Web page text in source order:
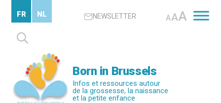
contenu
principal
NEWSLETTER AAA
Rechercher :
FR NL
Born in Brussels
Infos et ressources autour
de la grossesse, la naissance
et la petite enfance